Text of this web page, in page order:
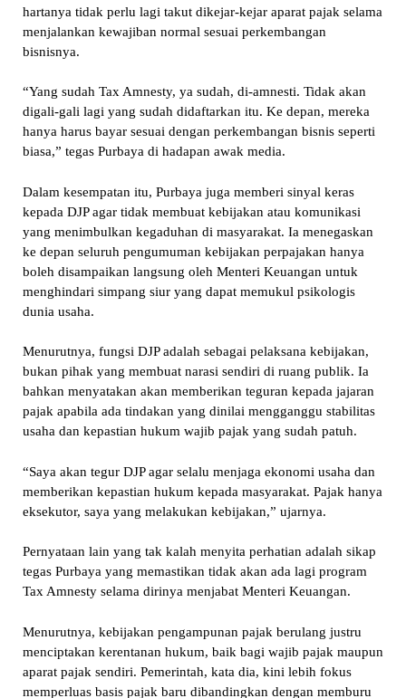
hartanya tidak perlu lagi takut dikejar-kejar aparat pajak selama
menjalankan kewajiban normal sesuai perkembangan
bisnisnya.
“Yang sudah Tax Amnesty, ya sudah, di-amnesti. Tidak akan
digali-gali lagi yang sudah didaftarkan itu. Ke depan, mereka
hanya harus bayar sesuai dengan perkembangan bisnis seperti
biasa,” tegas Purbaya di hadapan awak media.
Dalam kesempatan itu, Purbaya juga memberi sinyal keras
kepada DJP agar tidak membuat kebijakan atau komunikasi
yang menimbulkan kegaduhan di masyarakat. Ia menegaskan
ke depan seluruh pengumuman kebijakan perpajakan hanya
boleh disampaikan langsung oleh Menteri Keuangan untuk
menghindari simpang siur yang dapat memukul psikologis
dunia usaha.
Menurutnya, fungsi DJP adalah sebagai pelaksana kebijakan,
bukan pihak yang membuat narasi sendiri di ruang publik. Ia
bahkan menyatakan akan memberikan teguran kepada jajaran
pajak apabila ada tindakan yang dinilai mengganggu stabilitas
usaha dan kepastian hukum wajib pajak yang sudah patuh.
“Saya akan tegur DJP agar selalu menjaga ekonomi usaha dan
memberikan kepastian hukum kepada masyarakat. Pajak hanya
eksekutor, saya yang melakukan kebijakan,” ujarnya.
Pernyataan lain yang tak kalah menyita perhatian adalah sikap
tegas Purbaya yang memastikan tidak akan ada lagi program
Tax Amnesty selama dirinya menjabat Menteri Keuangan.
Menurutnya, kebijakan pengampunan pajak berulang justru
menciptakan kerentanan hukum, baik bagi wajib pajak maupun
aparat pajak sendiri. Pemerintah, kata dia, kini lebih fokus
memperluas basis pajak baru dibandingkan dengan memburu